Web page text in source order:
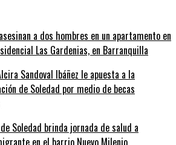
a dos hombres en un apartamento en
Las Gardenias, en Barranquilla
Sandoval Ibáñez le apuesta a la
de Soledad por medio de becas
Soledad brinda jornada de salud a
en el barrio Nuevo Milenio